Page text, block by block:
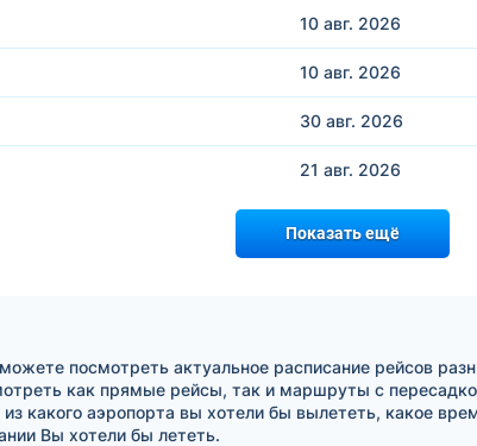
10 авг. 2026
10 авг. 2026
30 авг. 2026
21 авг. 2026
Показать ещё
посмотреть актуальное расписание рейсов
как прямые рейсы, так и маршруты с
какого аэропорта вы хотели бы вылететь, какое
Вы хотели бы лететь.